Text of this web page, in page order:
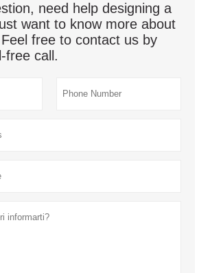
need help designing a
want to know more about
free to contact us by
free call.